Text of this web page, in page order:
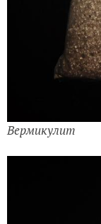
Вермикулит